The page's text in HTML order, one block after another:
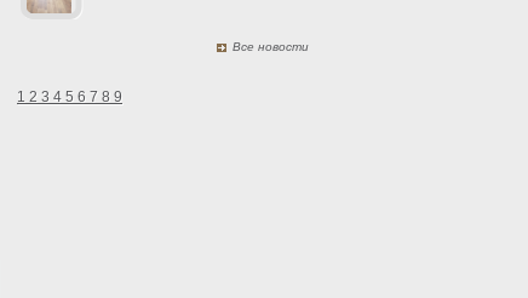
Все новости
1 2 3 4 5 6 7 8 9